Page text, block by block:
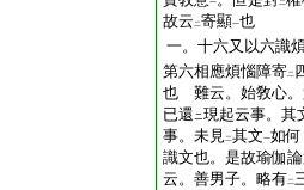
一 二
故云 二寄顯一也
一。十六又以六識
第六相應煩惱障寄二
也 難云。始敎心。
已還ニ現起云事。其
事。未見二其文一如
識文也。是故瑜伽
云。善男子。略有二